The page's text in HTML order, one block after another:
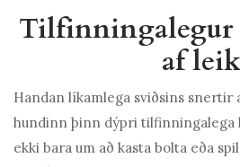
af leik
Handan líkamlega sviðsins snertir
hundinn þinn dýpri tilfinningalega
ekki bara um að kasta bolta eða